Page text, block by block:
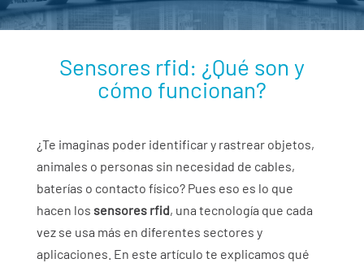
Sensores rfid: ¿Qué son y
cómo funcionan?
¿Te imaginas poder identificar y rastrear objetos,
animales o personas sin necesidad de cables,
baterías o contacto físico? Pues eso es lo que
hacen los sensores rfid, una tecnología que cada
vez se usa más en diferentes sectores y
aplicaciones. En este artículo te explicamos qué